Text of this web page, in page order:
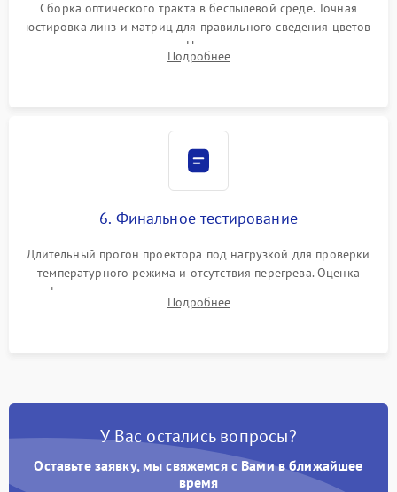
Сборка оптического тракта в беспылевой среде. Точная
юстировка линз и матриц для правильного сведения цветов
и устранения размытия. Надежное подключение всех
шлейфов, установка датчиков и закрытие корпуса
Подробнее
6. Финальное тестирование
Длительный прогон проектора под нагрузкой для проверки
температурного режима и отсутствия перегрева. Оценка
фокуса, контрастности и цветопередачи на тестовых
таблицах. Проверка работы всех видеовходов и кнопок
Подробнее
У Вас остались вопросы?
Оставьте заявку, мы свяжемся с Вами в ближайшее
время